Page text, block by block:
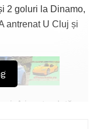
2 goluri la Dinamo,
antrenat U Cluj și
A jucat o dată